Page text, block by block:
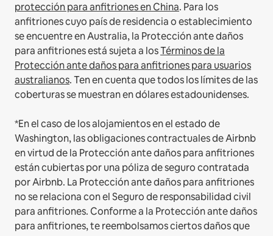
protección para anfitriones en China. Para los
anfitriones cuyo país de residencia o establecimiento
se encuentre en Australia, la Protección ante daños
para anfitriones está sujeta a losTérminos de la
Protección ante daños para anfitriones para usuarios
australianos. Ten en cuenta que todos los límites de las
coberturas se muestran en dólares estadounidenses.
*En el caso de los alojamientos en el estado de
Washington, las obligaciones contractuales de Airbnb
en virtud de la Protección ante daños para anfitriones
están cubiertas por una póliza de seguro contratada
por Airbnb. La Protección ante daños para anfitriones
no se relaciona con el Seguro de responsabilidad civil
para anfitriones. Conforme a la Protección ante daños
para anfitriones, te reembolsamos ciertos daños que